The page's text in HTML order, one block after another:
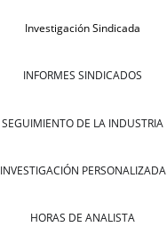
Investigación Sindicada
INFORMES SINDICADOS
SEGUIMIENTO DE LA INDUSTRIA
INVESTIGACIÓN PERSONALIZADA
HORAS DE ANALISTA